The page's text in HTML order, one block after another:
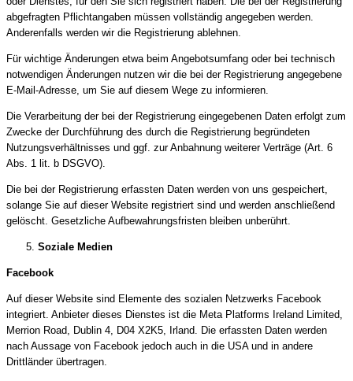
abgefragten Pflichtangaben müssen vollständig angegeben werden.
Anderenfalls werden wir die Registrierung ablehnen.
Für wichtige Änderungen etwa beim Angebotsumfang oder bei technisch
notwendigen Änderungen nutzen wir die bei der Registrierung angegebene
E-Mail-Adresse, um Sie auf diesem Wege zu informieren.
Die Verarbeitung der bei der Registrierung eingegebenen Daten erfolgt zum
Zwecke der Durchführung des durch die Registrierung begründeten
Nutzungsverhältnisses und ggf. zur Anbahnung weiterer Verträge (Art. 6
Abs. 1 lit. b DSGVO).
Die bei der Registrierung erfassten Daten werden von uns gespeichert,
solange Sie auf dieser Website registriert sind und werden anschließend
gelöscht. Gesetzliche Aufbewahrungsfristen bleiben unberührt.
Soziale Medien
Facebook
Auf dieser Website sind Elemente des sozialen Netzwerks Facebook
integriert. Anbieter dieses Dienstes ist die Meta Platforms Ireland Limited,
Merrion Road, Dublin 4, D04 X2K5, Irland. Die erfassten Daten werden
nach Aussage von Facebook jedoch auch in die USA und in andere
Drittländer übertragen.